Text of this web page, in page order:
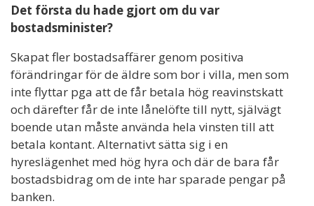
Det första du hade gjort om du var
bostadsminister?
Skapat fler bostadsaffärer genom positiva
förändringar för de äldre som bor i villa, men som
inte flyttar pga att de får betala hög reavinstskatt
och därefter får de inte lånelöfte till nytt, självägt
boende utan måste använda hela vinsten till att
betala kontant. Alternativt sätta sig i en
hyreslägenhet med hög hyra och där de bara får
bostadsbidrag om de inte har sparade pengar på
banken.